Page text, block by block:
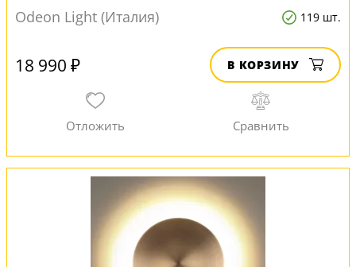
Odeon Light (Италия) 119 шт.
18 990 ₽ В КОРЗИНУ